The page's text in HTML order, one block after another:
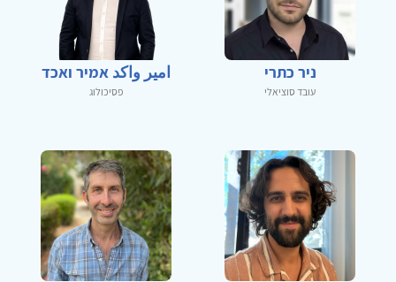
ניר כתרי
עובד סוציאלי
امير واكد אמיר ואכד
פסיכולוג